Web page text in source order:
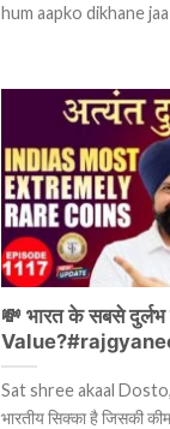
hum aapko dikhane
💸 भारत के सबसे
Sat shree akaal Dosto,
भारतीय सिक्का है जिसकी